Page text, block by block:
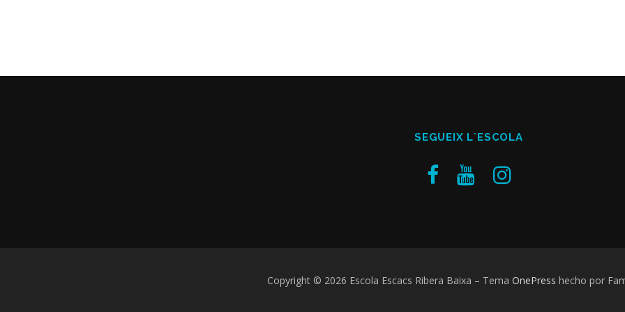
SEGUEIX L´ESCOLA
Copyright © 2026 Escola Escacs Ribera Baixa – Tema OnePress hecho por